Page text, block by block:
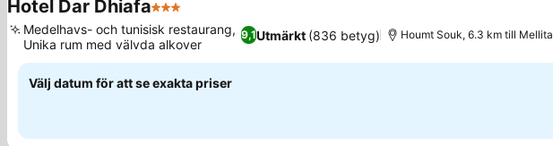
Hotel Dar Dhiafa3 Stjärnor
9,1Utmärkt (836 betyg)
Medelhavs- och tunisisk restaurang,
Unika rum med välvda alkover
Houmt Souk, 6.3 km till Mellita
Välj datum för att se exakta priser